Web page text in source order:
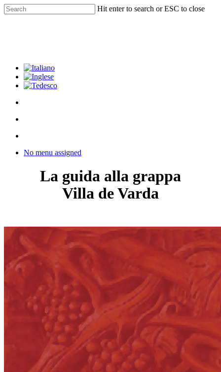
Skip
to
Hit enter to search or ESC to close
Menu
search
Menu No menu assigned
La guida alla grappa
Villa de Varda